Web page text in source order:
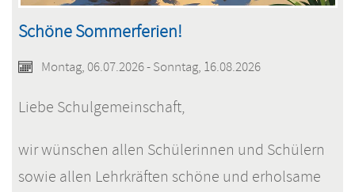
Schöne Sommerferien!
Montag, 06.07.2026 - Sonntag, 16.08.2026
Liebe Schulgemeinschaft,
wir wünschen allen Schülerinnen und Schülern
sowie allen Lehrkräften schöne und erholsame